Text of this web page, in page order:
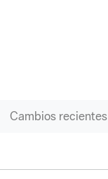
Cambios recientes